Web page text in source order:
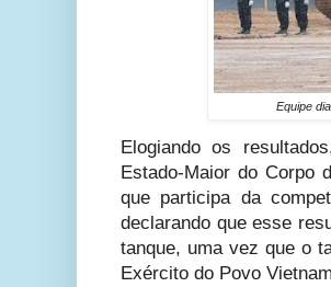
Equipe
Elogiando os
Estado-Maior do Corpo
que participa da
declarando que esse
tanque, uma vez que o
Exército do Povo